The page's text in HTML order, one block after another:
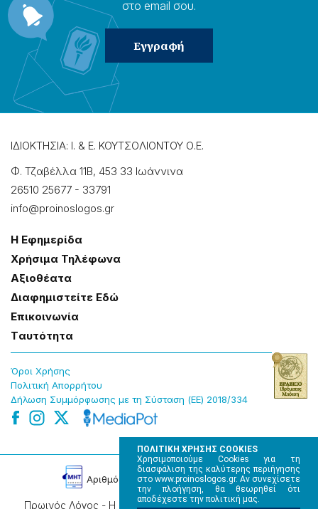
ΠΟΛΙΤΙΚΗ ΧΡΗΣΗΣ COOKIES
Χρησιμοποιούμε Cookies για τη
διασφάλιση της καλύτερης περιήγησης
στο www.proinoslogos.gr. Αν συνεχίσετε
την πλοήγηση, θα θεωρηθεί ότι
αποδέχεστε την πολιτική μας.
στο email σου.
ΙΔΙΟΚΤΗΣΙΑ: Ι. & Ε. ΚΟΥΤΣΟΛΙΟΝΤΟΥ Ο.Ε.
Φ. Τζαβέλλα 11Β, 453 33 Ιωάννɩνα
26510 25677 - 33791
info@proinoslogos.gr
Η Εφημερίδα
Χρήσɩμα Τηλέφωνα
Αξɩοθέατα
Δɩαφημɩστείτε Εδώ
Επɩκοɩνωνία
Tαυτότητα
Όροɩ Χρήσης
Πολɩτɩκή Απορρήτου
Δήλωση Συμμόρφωσης με τη Σύσταση (ΕΕ) 2018/334
Πρωινός Λόγος - Η καθημερινή εφημερίδα της Ηπείρου,
Αρɩθμός Πɩστοποίησης Μ.Η.Τ. 220242